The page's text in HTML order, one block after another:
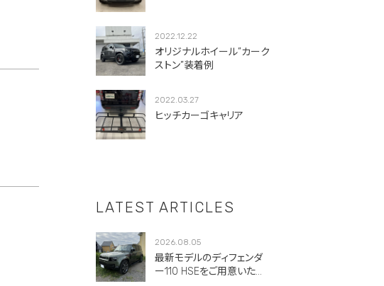
2022.12.22
オリジナルホイール”カーク
ストン”装着例
2022.03.27
ヒッチカーゴキャリア
LATEST ARTICLES
2026.08.05
最新モデルのディフェンダ
ー110 HSEをご用意いただ